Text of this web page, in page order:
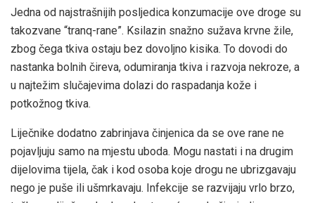
Jedna od najstrašnijih posljedica konzumacije ove droge su
takozvane “tranq-rane”. Ksilazin snažno sužava krvne žile,
zbog čega tkiva ostaju bez dovoljno kisika. To dovodi do
nastanka bolnih čireva, odumiranja tkiva i razvoja nekroze, a
u najtežim slučajevima dolazi do raspadanja kože i
potkožnog tkiva.
Liječnike dodatno zabrinjava činjenica da se ove rane ne
pojavljuju samo na mjestu uboda. Mogu nastati i na drugim
dijelovima tijela, čak i kod osoba koje drogu ne ubrizgavaju
nego je puše ili ušmrkavaju. Infekcije se razvijaju vrlo brzo,